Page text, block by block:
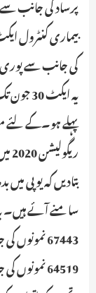
کی جانب سے پوری ریاست کووڈ-
یہ
ریگولیشن 2020 میں ساتواں ترمیم کی گئی ہے۔
سامنے آئے
67443